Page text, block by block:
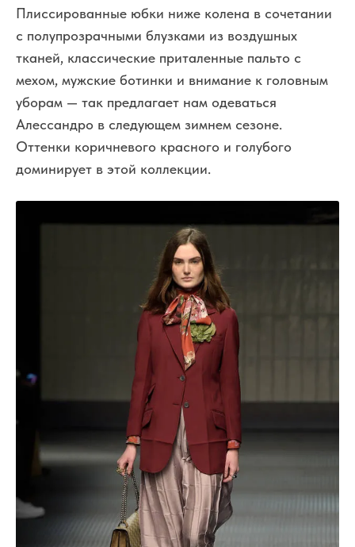
Плиссированные юбки ниже колена в сочетании
с полупрозрачными блузками из воздушных
тканей, классические приталенные пальто с
мехом, мужские ботинки и внимание к головным
уборам — так предлагает нам одеваться
Алессандро в следующем зимнем сезоне.
Оттенки коричневого красного и голубого
доминирует в этой коллекции.